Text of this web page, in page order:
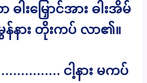
ါးမြှောင်အား ဓါးအိမ်
န်နား တိုးကပ် လာ၏။
…………… ငါ့နား မကပ်